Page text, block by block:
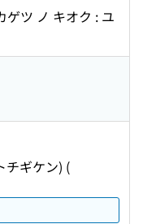
ゲツ ノ キオク : ユ
チギケン) (